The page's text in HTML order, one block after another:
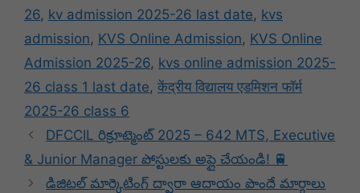
26, kv admission 2025-26 last date, kvs
admission, KVS Online Admission, KVS Online
Admission 2025-26, kvs online admission 2025-
26 class 1 last date, केंद्रीय विद्यालय एडमिशन फॉर्म
2025-26 class 6
DFCCIL రిక్రూట్మెంట్ 2025 – 642 MTS, Executive
& Junior Manager పోస్టులకు అప్లై చేయండి! 🚆
డిజిటల్ మార్కెటింగ్ ద్వారా ఆదాయం పొందే మార్గాలు